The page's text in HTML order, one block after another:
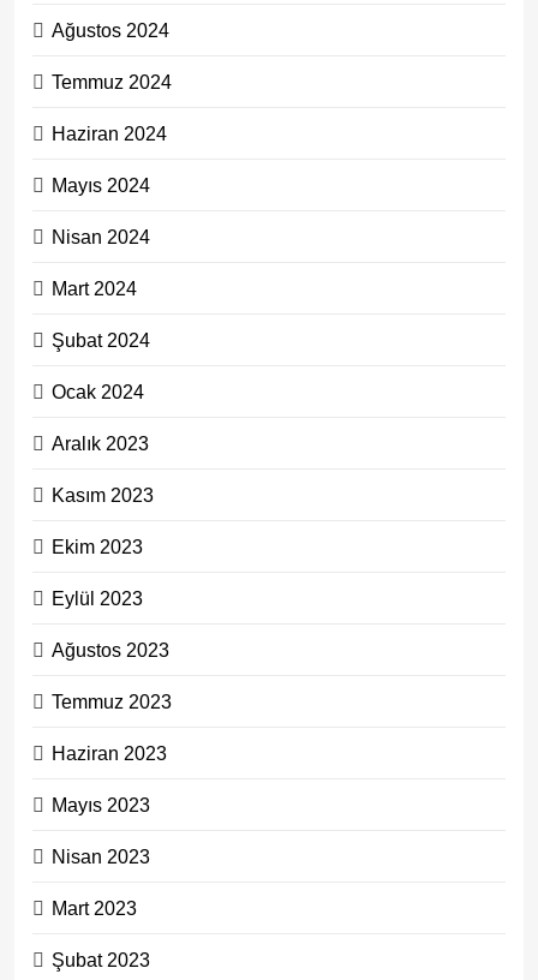
Ağustos 2024
Temmuz 2024
Haziran 2024
Mayıs 2024
Nisan 2024
Mart 2024
Şubat 2024
Ocak 2024
Aralık 2023
Kasım 2023
Ekim 2023
Eylül 2023
Ağustos 2023
Temmuz 2023
Haziran 2023
Mayıs 2023
Nisan 2023
Mart 2023
Şubat 2023